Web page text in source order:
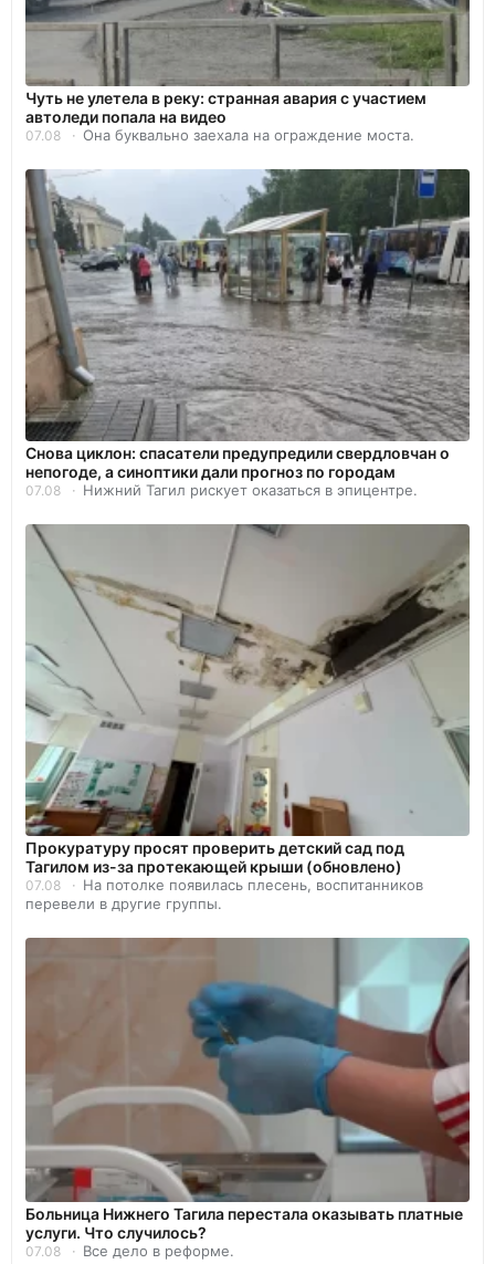
Чуть не улетела в реку: странная авария с участием
автоледи попала на видео
07.08 Она буквально заехала на ограждение моста.
Снова циклон: спасатели предупредили свердловчан о
непогоде, а синоптики дали прогноз по городам
07.08 Нижний Тагил рискует оказаться в эпицентре.
Прокуратуру просят проверить детский сад под
Тагилом из-за протекающей крыши (обновлено)
07.08
На потолке появилась плесень, воспитанников
перевели в другие группы.
Больница Нижнего Тагила перестала оказывать платные
услуги. Что случилось?
07.08 Все дело в реформе.